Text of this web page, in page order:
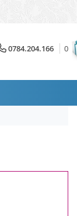
0784.204.166 0